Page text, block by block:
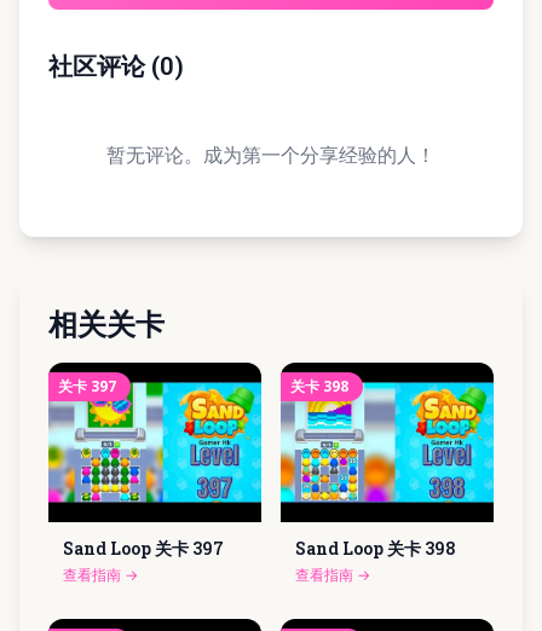
社区评论(0)
暂无评论。成为第一个分享经验的人！
相关关卡
关卡 397
Sand Loop 关卡 397
查看指南 →
关卡 398
Sand Loop 关卡 398
查看指南 →